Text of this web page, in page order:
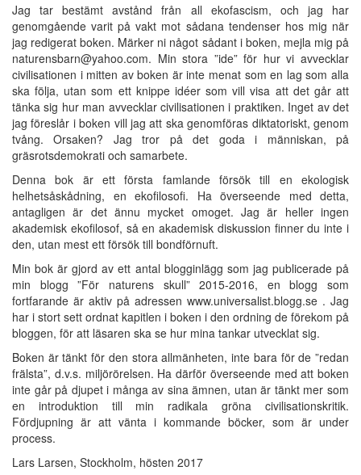
Jag tar bestämt avstånd från all ekofascism, och jag har
genomgående varit på vakt mot sådana tendenser hos mig när
jag redigerat boken. Märker ni något sådant i boken, mejla mig på
naturensbarn@yahoo.com. Min stora ”ide” för hur vi avvecklar
civilisationen i mitten av boken är inte menat som en lag som alla
ska följa, utan som ett knippe idéer som vill visa att det går att
tänka sig hur man avvecklar civilisationen i praktiken. Inget av det
jag föreslår i boken vill jag att ska genomföras diktatoriskt, genom
tvång. Orsaken? Jag tror på det goda i människan, på
gräsrotsdemokrati och samarbete.
Denna bok är ett första famlande försök till en ekologisk
helhetsåskådning, en ekofilosofi. Ha överseende med detta,
antagligen är det ännu mycket omoget. Jag är heller ingen
akademisk ekofilosof, så en akademisk diskussion finner du inte i
den, utan mest ett försök till bondförnuft.
Min bok är gjord av ett antal blogginlägg som jag publicerade på
min blogg ”För naturens skull” 2015-2016, en blogg som
fortfarande är aktiv på adressen www.universalist.blogg.se . Jag
har i stort sett ordnat kapitlen i boken i den ordning de förekom på
bloggen, för att läsaren ska se hur mina tankar utvecklat sig.
Boken är tänkt för den stora allmänheten, inte bara för de ”redan
frälsta”, d.v.s. miljörörelsen. Ha därför överseende med att boken
inte går på djupet i många av sina ämnen, utan är tänkt mer som
en introduktion till min radikala gröna civilisationskritik.
Fördjupning är att vänta i kommande böcker, som är under
process.
Lars Larsen, Stockholm, hösten 2017